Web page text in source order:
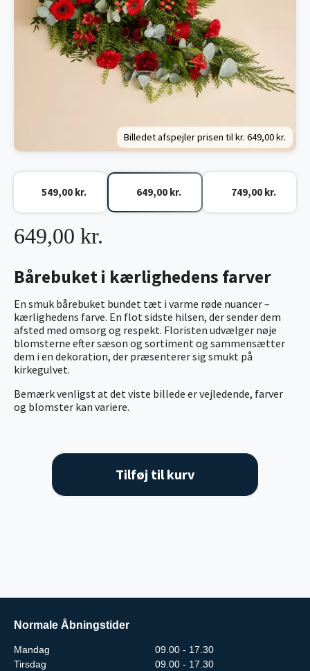
Billedet afspejler prisen til kr. 649,00 kr.
Bårebuket i kærlighedens farver
En smuk bårebuket bundet tæt i varme røde nuancer –
kærlighedens farve. En flot sidste hilsen, der sender dem
afsted med omsorg og respekt. Floristen udvælger nøje
blomsterne efter sæson og sortiment og sammensætter
dem i en dekoration, der præsenterer sig smukt på
kirkegulvet.
Bemærk venligst at det viste billede er vejledende, farver
og blomster kan variere.
649,00 kr.
549,00 kr. 649,00 kr. 749,00 kr.
Tilføj til kurv
Normale Åbningstider
Mandag
09.00 - 17.30
Tirsdag
09.00 - 17.30